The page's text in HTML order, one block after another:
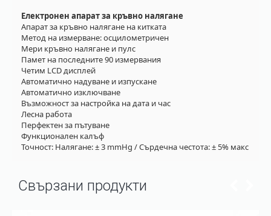
Електронен апарат за кръвно налягане
Апарат за кръвно налягане на китката
Метод на измерване: осцилометричен
Мери кръвно налягане и пулс
Памет на последните 90 измервания
Четим LCD дисплей
Автоматично надуване и изпускане
Автоматично изключване
Възможност за настройка на дата и час
Лесна работа
Перфектен за пътуване
Функционален калъф
Точност: Налягане: ± 3 mmHg / Сърдечна честота: ± 5% макс
Свързани продукти